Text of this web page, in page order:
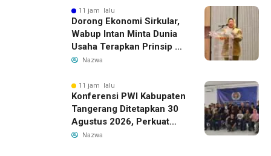
11 jam lalu
Dorong Ekonomi Sirkular,
Wabup Intan Minta Dunia
Usaha Terapkan Prinsip 3R
dalam Pengelolaan Limbah
Nazwa
11 jam lalu
Konferensi PWI Kabupaten
Tangerang Ditetapkan 30
Agustus 2026, Perkuat
Demokrasi dan Soliditas
Nazwa